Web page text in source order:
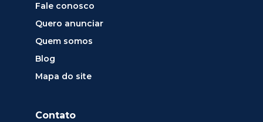
Fale conosco
Quero anunciar
Quem somos
Blog
Mapa do site
Contato